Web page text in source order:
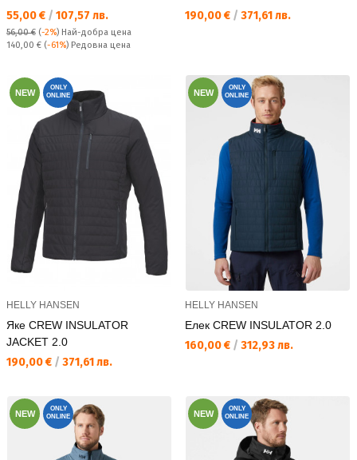
Текуща цена:
55,00 € / 107,57 лв.
56,00 € (-2%) Най-добра цена
Редовна цена:
140,00 € (-61%) Редовна цена
Текуща цена:
190,00 € / 371,61 лв.
NEW
ONLY
ONLINE
HELLY HANSEN
Яке CREW INSULATOR
JACKET 2.0
Текуща цена:
190,00 € / 371,61 лв.
NEW
ONLY
ONLINE
HELLY HANSEN
Елек CREW INSULATOR 2.0
Текуща цена:
160,00 € / 312,93 лв.
NEW
ONLY
ONLINE
NEW
ONLY
ONLINE